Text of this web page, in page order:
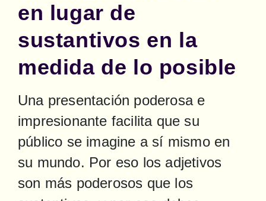
en lugar de
sustantivos en la
medida de lo posible
Una presentación poderosa e
impresionante facilita que su
público se imagine a sí mismo en
su mundo. Por eso los adjetivos
son más poderosos que los